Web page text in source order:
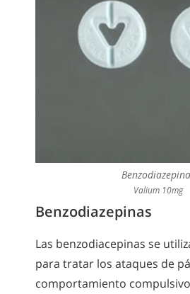
Valium 10mg
Benzodiazepinas
Las benzodiacepinas se
para tratar los ataques de
comportamiento